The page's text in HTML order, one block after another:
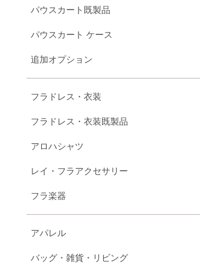
パウスカート既製品
パウスカート ケース
追加オプション
フラドレス・衣装
フラドレス・衣装既製品
アロハシャツ
レイ・フラアクセサリー
フラ楽器
アパレル
バッグ・雑貨・リビング